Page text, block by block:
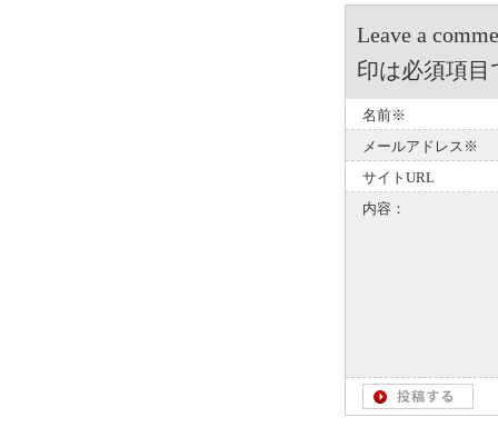
Leave a
印は必須項目
名前※
メールアドレス※
サイトURL
内容：